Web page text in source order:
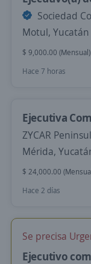
Sociedad
Motul, Yucatán
$ 9,000.00 (Mensual)
Hace 7 horas
Ejecutiva
ZYCAR
Mérida,
$ 24,000.00
Hace 2 días
Se precisa
Ejecutivo